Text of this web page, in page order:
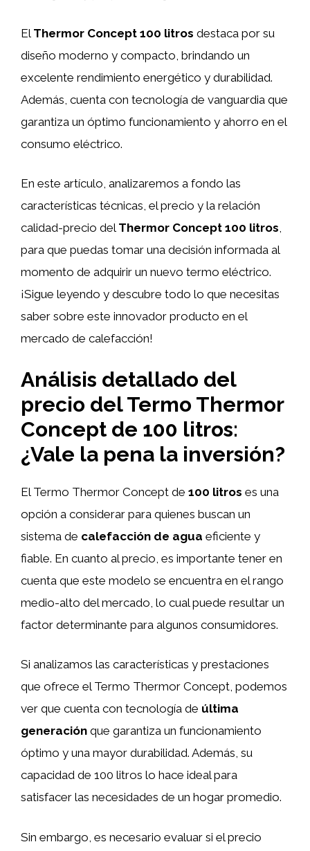
El Thermor Concept 100 litros destaca por su
diseño moderno y compacto, brindando un
excelente rendimiento energético y durabilidad.
Además, cuenta con tecnología de vanguardia que
garantiza un óptimo funcionamiento y ahorro en el
consumo eléctrico.
En este artículo, analizaremos a fondo las
características técnicas, el precio y la relación
calidad-precio del Thermor Concept 100 litros,
para que puedas tomar una decisión informada al
momento de adquirir un nuevo termo eléctrico.
¡Sigue leyendo y descubre todo lo que necesitas
saber sobre este innovador producto en el
mercado de calefacción!
Análisis detallado del
precio del Termo Thermor
Concept de 100 litros:
¿Vale la pena la inversión?
El Termo Thermor Concept de 100 litros es una
opción a considerar para quienes buscan un
sistema de calefacción de agua eficiente y
fiable. En cuanto al precio, es importante tener en
cuenta que este modelo se encuentra en el rango
medio-alto del mercado, lo cual puede resultar un
factor determinante para algunos consumidores.
Si analizamos las características y prestaciones
que ofrece el Termo Thermor Concept, podemos
ver que cuenta con tecnología de última
generación que garantiza un funcionamiento
óptimo y una mayor durabilidad. Además, su
capacidad de 100 litros lo hace ideal para
satisfacer las necesidades de un hogar promedio.
Sin embargo, es necesario evaluar si el precio